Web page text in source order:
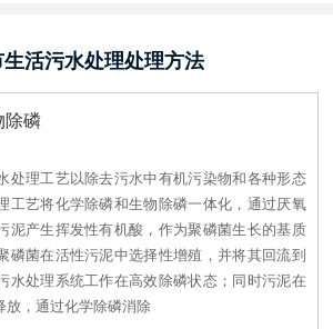
METHODS
生活污水处理处理方法
除磷
处理工艺以除去污水中有机污染物和各种形态
工艺将化学除磷和生物除磷一体化，通过厌氧
泥产生挥发性有机酸，作为聚磷菌生长的基质
磷菌在活性污泥中选择性增殖，并将其回流到
水处理系统工作在高效除磷状态；同时污泥在
放，通过化学除磷消除